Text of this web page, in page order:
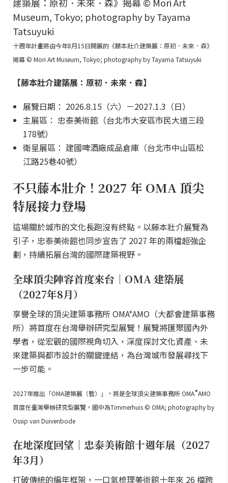
十週年計畫將由今年8月15日開展的《藤本壯介建築展：原初．未來．森》
揭幕 © Mori Art Museum, Tokyo; photography by Tayama Tatsuyuki
【藤本壯介建築展：原初．未來．森】
展覽日期： 2026.8.15（六）－2027.1.3（日）
主展區： 忠泰美術館（台北市大安區市民大道三段
178號）
衛星展區： 建國啤酒廠成品倉庫（台北市中山區松
江路25巷40號）
不只藤本壯介！2027 年 OMA 頂尖
特展接力登場
這場關於城市的文化長跑沒有終點。以藤本壯介展覽為
引子，忠泰美術館也同步宣告了 2027 年的兩檔超強企
劃，持續拓展台灣的國際建築視野。
全球頂尖陣容首度來台｜OMA 建築展
（2027年8月）
享譽全球的頂尖建築事務所 OMA*AMO（大都會建築事務
所）將首度在台灣舉辦研究型展覽！展覽將匯聚國內外
學者，從宏觀的國際視角切入，深度探討文化資產、未
來建築與都市設計的關鍵連結，為台灣城市發展尋找下
一步可能。
2027年推出「OMA建築展（暫）」，將是全球頂尖建築事務所 OMA*AMO
首度在臺灣舉辦研究型展覽，圖中為Timmerhuis © OMA; photography by
Ossip van Duivenbode
在地深度回望｜忠泰美術館十週年展（2027
年3月）
打破傳統的編年框架，一口氣梳理美術館十年來 26 檔跨